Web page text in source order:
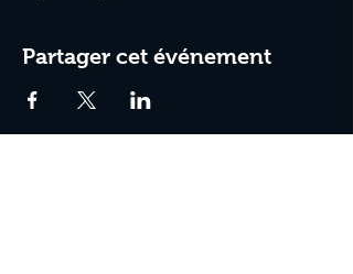
Partager cet événement